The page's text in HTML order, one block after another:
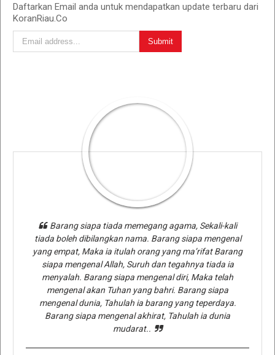
Daftarkan Email anda untuk mendapatkan update terbaru dari
KoranRiau.Co
Barang siapa tiada memegang agama, Sekali-kali
tiada boleh dibilangkan nama. Barang siapa mengenal
yang empat, Maka ia itulah orang yang ma’rifat Barang
siapa mengenal Allah, Suruh dan tegahnya tiada ia
menyalah. Barang siapa mengenal diri, Maka telah
mengenal akan Tuhan yang bahri. Barang siapa
mengenal dunia, Tahulah ia barang yang teperdaya.
Barang siapa mengenal akhirat, Tahulah ia dunia
mudarat..